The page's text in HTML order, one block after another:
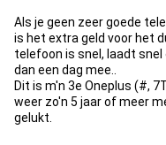
Als je geen zeer goede
is het extra geld voor het
telefoon is snel, laadt
dan een dag mee..
Dit is m'n 3e Oneplus (#,
weer zo'n 5 jaar of meer
gelukt.